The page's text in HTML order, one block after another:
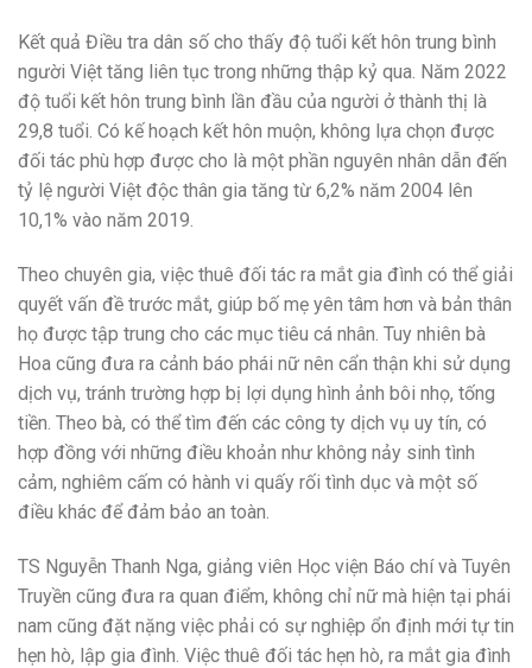
Kết quả Điều tra dân số cho thấy độ tuổi kết hôn trung bình
người Việt tăng liên tục trong những thập kỷ qua. Năm 2022
độ tuổi kết hôn trung bình lần đầu của người ở thành thị là
29,8 tuổi. Có kế hoạch kết hôn muộn, không lựa chọn được
đối tác phù hợp được cho là một phần nguyên nhân dẫn đến
tỷ lệ người Việt độc thân gia tăng từ 6,2% năm 2004 lên
10,1% vào năm 2019.
Theo chuyên gia, việc thuê đối tác ra mắt gia đình có thể giải
quyết vấn đề trước mắt, giúp bố mẹ yên tâm hơn và bản thân
họ được tập trung cho các mục tiêu cá nhân. Tuy nhiên bà
Hoa cũng đưa ra cảnh báo phái nữ nên cẩn thận khi sử dụng
dịch vụ, tránh trường hợp bị lợi dụng hình ảnh bôi nhọ, tống
tiền. Theo bà, có thể tìm đến các công ty dịch vụ uy tín, có
hợp đồng với những điều khoản như không nảy sinh tình
cảm, nghiêm cấm có hành vi quấy rối tình dục và một số
điều khác để đảm bảo an toàn.
TS Nguyễn Thanh Nga, giảng viên Học viện Báo chí và Tuyên
Truyền cũng đưa ra quan điểm, không chỉ nữ mà hiện tại phái
nam cũng đặt nặng việc phải có sự nghiệp ổn định mới tự tin
hẹn hò, lập gia đình. Việc thuê đối tác hẹn hò, ra mắt gia đình